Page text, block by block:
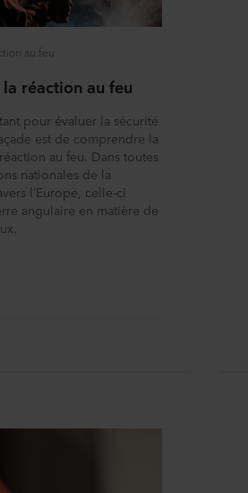
au feu
réaction au feu
pour évaluer la sécurité
est de comprendre la
au feu. Dans toutes
nationales de la
l’Europe, celle-ci
angulaire en matière de